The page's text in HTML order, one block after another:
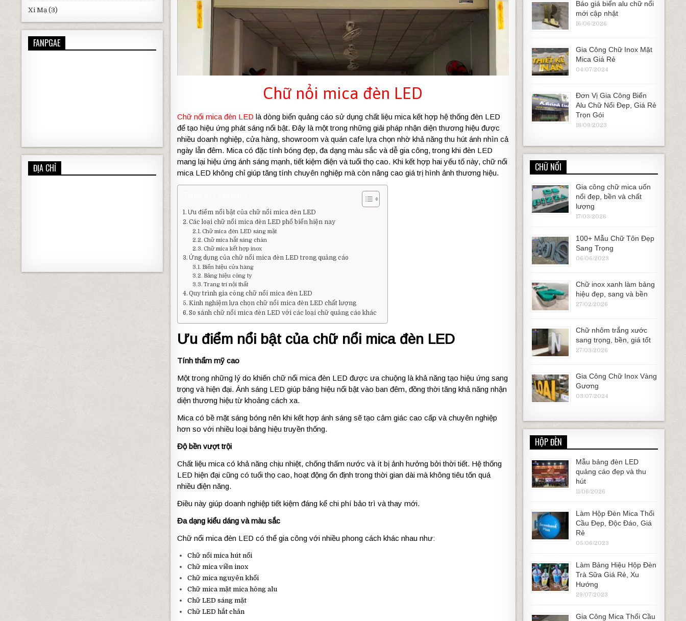
Chữ nổi mica đèn LED
Chữ nổi mica đèn LED là dòng biển quảng cáo sử dụng chất liệu mica kết hợp hệ thống đèn LED
để tạo hiệu ứng phát sáng nổi bật. Đây là một trong những giải pháp nhận diện thương hiệu được
nhiều doanh nghiệp, cửa hàng, showroom và quán cafe lựa chọn nhờ khả năng thu hút ánh nhìn cả
ngày lẫn đêm. Mica có đặc tính bóng đẹp, đa dạng màu sắc và dễ gia công, trong khi đèn LED
mang lại hiệu ứng ánh sáng mạnh, tiết kiệm điện và tuổi thọ cao. Khi kết hợp hai yếu tố này, chữ nổi
mica LED không chỉ giúp tăng tính chuyên nghiệp mà còn nâng cao giá trị hình ảnh thương hiệu.
Ưu điểm nổi bật của chữ nổi mica đèn LED
Các loại chữ nổi mica đèn LED phổ biến hiện nay
Chữ mica đèn LED sáng mặt
Chữ mica hắt sáng chân
Chữ mica kết hợp inox
Ứng dụng của chữ nổi mica đèn LED trong quảng cáo
Biển hiệu cửa hàng
Bảng hiệu công ty
Trang trí nội thất
Quy trình gia công chữ nổi mica đèn LED
Kinh nghiệm lựa chọn chữ nổi mica đèn LED chất lượng
So sánh chữ nổi mica đèn LED với các loại chữ quảng cáo khác
Ưu điểm nổi bật của chữ nổi mica đèn LED
Tính thẩm mỹ cao
Một trong những lý do khiến chữ nổi mica đèn LED được ưa chuộng là khả năng tạo hiệu ứng sang
trọng và hiện đại. Ánh sáng LED giúp bảng hiệu nổi bật vào ban đêm, đồng thời tăng khả năng nhận
diện thương hiệu từ khoảng cách xa.
Mica có bề mặt sáng bóng nên khi kết hợp ánh sáng sẽ tạo cảm giác cao cấp và chuyên nghiệp
hơn so với nhiều loại bảng hiệu truyền thống.
Độ bền vượt trội
Chất liệu mica có khả năng chịu nhiệt, chống thấm nước và ít bị ảnh hưởng bởi thời tiết. Hệ thống
LED hiện đại cũng có tuổi thọ cao, hoạt động ổn định trong thời gian dài mà không tiêu tốn quá
nhiều điện năng.
Điều này giúp doanh nghiệp tiết kiệm đáng kể chi phí bảo trì và thay mới.
Đa dạng kiểu dáng và màu sắc
Chữ nổi mica đèn LED có thể gia công với nhiều phong cách khác nhau như:
Chữ nổi mica hút nổi
Chữ mica viền inox
Chữ mica nguyên khối
Chữ mica mặt mica hông alu
Chữ LED sáng mặt
Chữ LED hắt chân
Xi Mạ(3)
FANPGAE
ĐỊA CHỈ
Báo giá biển alu chữ nổi
mới cập nhật
16/06/2026
Gia Công Chữ Inox Mặt
Mica Giá Rẻ
04/07/2024
Đơn Vị Gia Công Biển
Alu Chữ Nổi Đẹp, Giá Rẻ
Trọn Gói
18/09/2023
CHỮ NỔI
Gia công chữ mica uốn
nổi đẹp, bền và chất
lượng
17/03/2026
100+ Mẫu Chữ Tôn Đẹp
Sang Trọng
06/06/2023
Chữ inox xanh làm bảng
hiệu đẹp, sang và bền
27/02/2026
Chữ nhôm trắng xước
sang trọng, bền, giá tốt
27/03/2026
Gia Công Chữ Inox Vàng
Gương
03/07/2024
HỘP ĐÈN
Mẫu bảng đèn LED
quảng cáo đẹp và thu
hút
11/06/2026
Làm Hộp Đèn Mica Thổi
Cầu Đẹp, Độc Đáo, Giá
Rẻ
05/06/2023
Làm Bảng Hiệu Hộp Đèn
Trà Sữa Giá Rẻ, Xu
Hướng
29/07/2023
Gia Công Mica Thổi Cầu